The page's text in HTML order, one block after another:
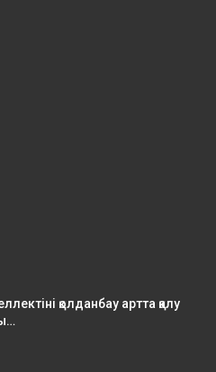
қолданбау артта қалу